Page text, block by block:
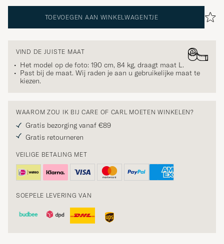
TOEVOEGEN AAN WINKELWAGENTJE
VIND DE JUISTE MAAT
Het model op de foto: 190 cm, 84 kg, draagt maat L.
Past bij de maat. Wij raden je aan u gebruikelijke maat te
kiezen.
WAAROM ZOU IK BIJ CARE OF CARL MOETEN WINKELEN?
Gratis bezorging vanaf €89
Gratis retourneren
VEILIGE BETALING MET
SOEPELE LEVERING VAN